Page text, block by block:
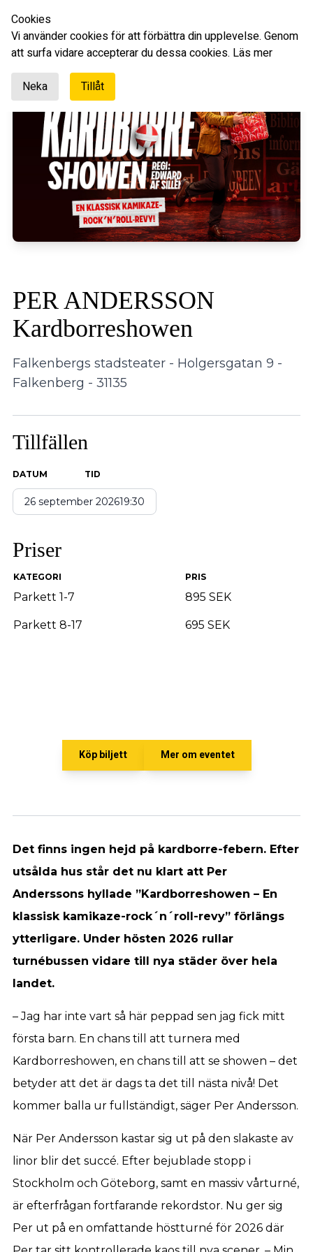
PER ANDERSSON
Kardborreshowen
Falkenbergs stadsteater - Holgersgatan 9 -
Falkenberg - 31135
Tillfällen
DATUM TID
26 september 202619:30
Priser
KATEGORI PRIS
Parkett 1-7 895 SEK
Parkett 8-17 695 SEK
Köp biljett Mer om eventet
Det finns ingen hejd på kardborre-febern. Efter
utsålda hus står det nu klart att Per
Anderssons hyllade ”Kardborreshowen – En
klassisk kamikaze-rock´n´roll-revy” förlängs
ytterligare. Under hösten 2026 rullar
turnébussen vidare till nya städer över hela
landet.
– Jag har inte vart så här peppad sen jag fick mitt
första barn. En chans till att turnera med
Kardborreshowen, en chans till att se showen – det
betyder att det är dags ta det till nästa nivå! Det
kommer balla ur fullständigt, säger Per Andersson.
När Per Andersson kastar sig ut på den slakaste av
linor blir det succé. Efter bejublade stopp i
Stockholm och Göteborg, samt en massiv vårturné,
är efterfrågan fortfarande rekordstor. Nu ger sig
Per ut på en omfattande höstturné för 2026 där
Cookies
Vi använder cookies för att förbättra din upplevelse. Genom
att surfa vidare accepterar du dessa cookies. Läs mer
Neka
Tillåt